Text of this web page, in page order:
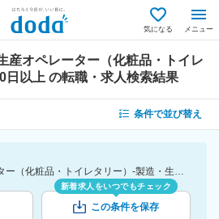
気になる メニュー
産オペレーター（化粧品・トイレ
日以上 の転職・求人検索結果
条件で並び替え
[職種]製造・生産オペレーター（化粧品・トイレタリー）-製造・生産（化粧品・トイレタリー） [業種]IT・通信業界 [こだわり条件ピックアップ]年間休日120日以上 [詳細条件](休日・働き方)年間休日120日以上
新着求人をいつでもチェック
この条件を保存